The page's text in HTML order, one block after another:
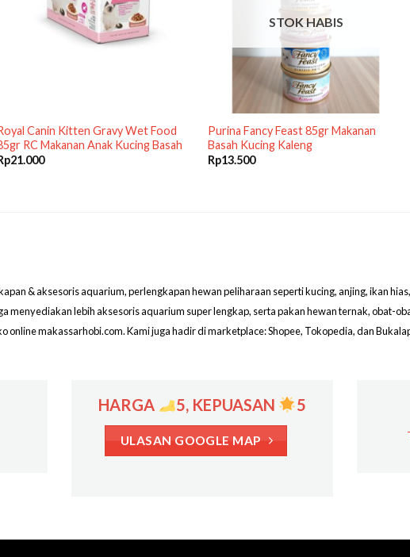
Canin Kitten Gravy Wet Food
RC Makanan Anak Kucing Basah
21.000
STOK HABIS
Purina Fancy Feast 85gr Makanan
Basah Kucing Kaleng
Rp13.500
& aksesoris aquarium, perlengkapan hewan peliharaan seperti kucing, anjing, ikan
menyediakan lebih aksesoris aquarium super lengkap, serta pakan hewan ternak, obat-
online makassarhobi.com. Kami juga hadir di marketplace: Shopee, Tokopedia, dan
HARGA 5, KEPUASAN 5
ULASAN GOOGLE MAP